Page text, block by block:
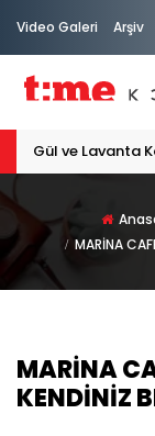
Video Galeri Arşiv
PATİLİ DOSTA HAYATIMIZA "HOŞ GELDİN" DİYORSAK
MARİNA
MARİNA
KENDİNİZ